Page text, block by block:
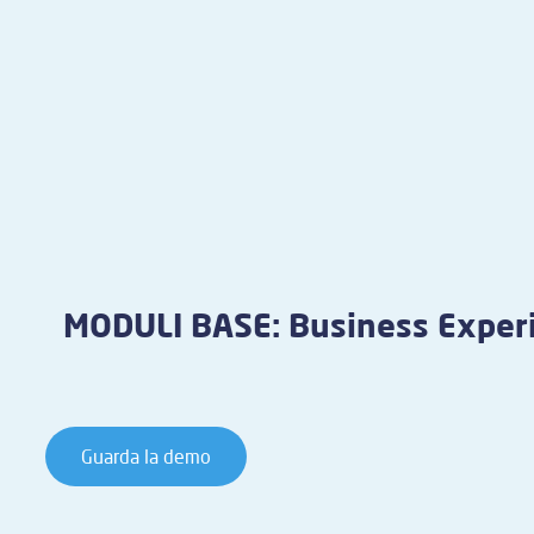
MODULI BASE: Business
Guarda la demo